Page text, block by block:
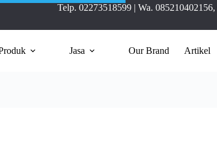
Telp. 02273518599| Wa. 085210402156,
Jasa Our Brand Artikel